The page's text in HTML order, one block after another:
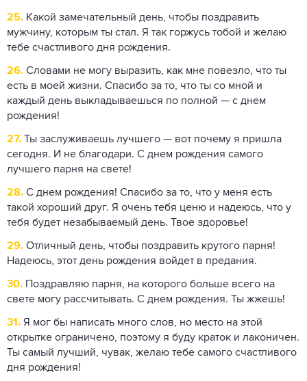
25. Какой замечательный день, чтобы поздравить
мужчину, которым ты стал. Я так горжусь тобой и желаю
тебе счастливого дня рождения.
26. Словами не могу выразить, как мне повезло, что ты
есть в моей жизни. Спасибо за то, что ты со мной и
каждый день выкладываешься по полной — с днем ​​
рождения!
27. Ты заслуживаешь лучшего — вот почему я пришла
сегодня. И не благодари. С днем рождения самого
лучшего парня на свете!
28. С днем ​​рождения! Спасибо за то, что у меня есть
такой хороший друг. Я очень тебя ценю и надеюсь, что у
тебя будет незабываемый день. Твое здоровье!
29. Отличный день, чтобы поздравить крутого парня!
Надеюсь, этот день рождения войдет в предания.
30. Поздравляю парня, на которого больше всего на
свете могу рассчитывать. С днем ​​рождения. Ты жжешь!
31. Я мог бы написать много слов, но место на этой
открытке ограничено, поэтому я буду краток и лаконичен.
Ты самый лучший, чувак, желаю тебе самого счастливого
дня рождения!